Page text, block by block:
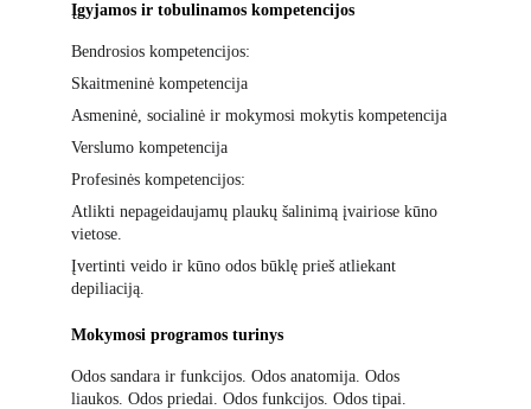
Įgyjamos ir tobulinamos kompetencijos
Bendrosios kompetencijos:
Skaitmeninė kompetencija
Asmeninė, socialinė ir mokymosi mokytis kompetencija
Verslumo kompetencija
Profesinės kompetencijos:
Atlikti nepageidaujamų plaukų šalinimą įvairiose kūno
vietose.
Įvertinti veido ir kūno odos būklę prieš atliekant
depiliaciją.
Mokymosi programos turinys
Odos sandara ir funkcijos. Odos anatomija. Odos
liaukos. Odos priedai. Odos funkcijos. Odos tipai.